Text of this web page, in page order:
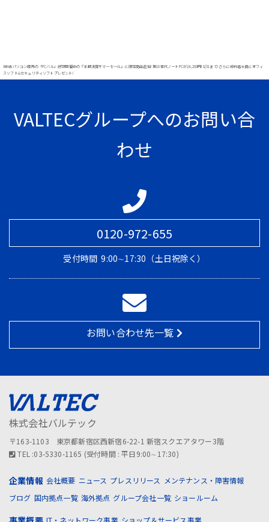
#中古パソコン販売の「PCバル」好評開催中の『半期決算サマーセール』に限定商品追加! 第10世代ノートPCが24,200円!8/31まで!さらに成約者全員にオフィ
スソフト&セキュリティソフトプレゼント!
VALTECグループへのお問い合
わせ
0120-972-655
受付時間 9:00∼17:30（土日祝除く）
お問い合わせ先一覧
株式会社バルテック
〒163-1103 東京都新宿区西新宿6-22-1 新宿スクエアタワー3階
TEL :03-5330-1165 (受付時間 : 平日9:00∼17:30)
企業情報 会社概要 ニュース プレスリリース
メンテナンス・障害情報
ブログ 国内拠点一覧 海外拠点 グループ会社一覧 ショールーム